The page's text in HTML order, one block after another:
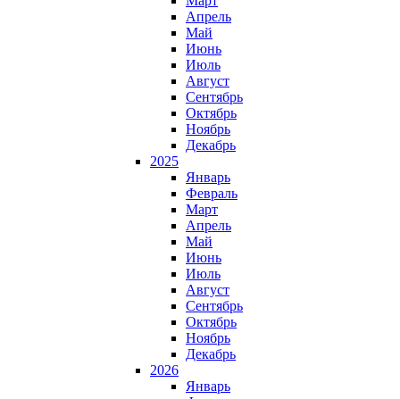
Апрель
Май
Июнь
Июль
Август
Сентябрь
Октябрь
Ноябрь
Декабрь
2025
Январь
Февраль
Март
Апрель
Май
Июнь
Июль
Август
Сентябрь
Октябрь
Ноябрь
Декабрь
2026
Январь